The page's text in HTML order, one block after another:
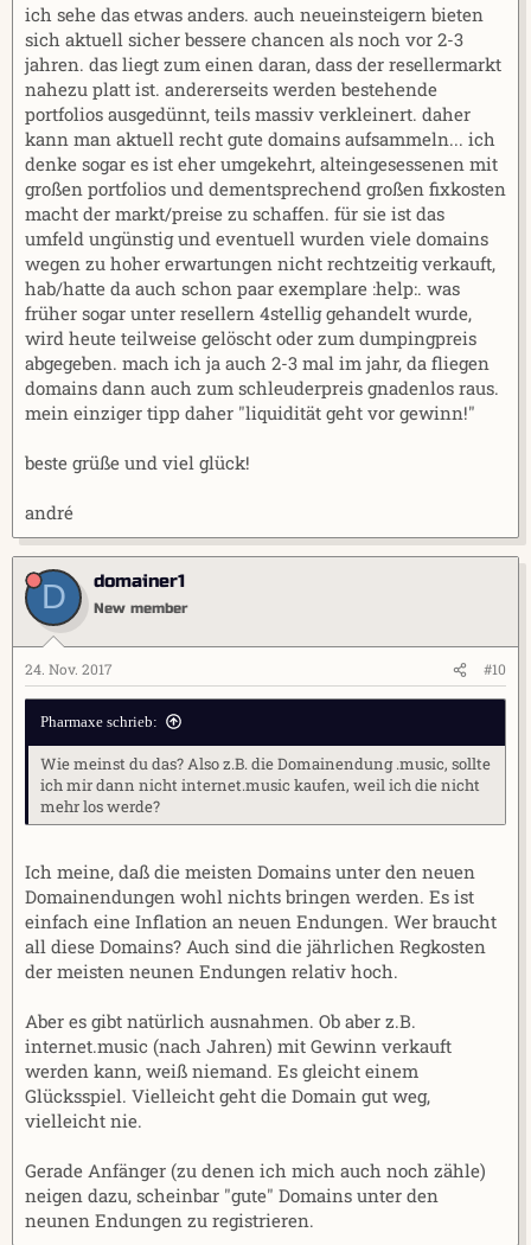
ich sehe das etwas anders. auch neueinsteigern bieten
sich aktuell sicher bessere chancen als noch vor 2-3
jahren. das liegt zum einen daran, dass der resellermarkt
nahezu platt ist. andererseits werden bestehende
portfolios ausgedünnt, teils massiv verkleinert. daher
kann man aktuell recht gute domains aufsammeln... ich
denke sogar es ist eher umgekehrt, alteingesessenen mit
großen portfolios und dementsprechend großen fixkosten
macht der markt/preise zu schaffen. für sie ist das
umfeld ungünstig und eventuell wurden viele domains
wegen zu hoher erwartungen nicht rechtzeitig verkauft,
hab/hatte da auch schon paar exemplare :help:. was
früher sogar unter resellern 4stellig gehandelt wurde,
wird heute teilweise gelöscht oder zum dumpingpreis
abgegeben. mach ich ja auch 2-3 mal im jahr, da fliegen
domains dann auch zum schleuderpreis gnadenlos raus.
mein einziger tipp daher "liquidität geht vor gewinn!"
beste grüße und viel glück!
andré
D domainer1
New member
24. Nov. 2017 #10
Pharmaxe schrieb:
Wie meinst du das? Also z.B. die Domainendung .music, sollte
ich mir dann nicht internet.music kaufen, weil ich die nicht
mehr los werde?
Ich meine, daß die meisten Domains unter den neuen
Domainendungen wohl nichts bringen werden. Es ist
einfach eine Inflation an neuen Endungen. Wer braucht
all diese Domains? Auch sind die jährlichen Regkosten
der meisten neunen Endungen relativ hoch.
Aber es gibt natürlich ausnahmen. Ob aber z.B.
internet.music (nach Jahren) mit Gewinn verkauft
werden kann, weiß niemand. Es gleicht einem
Glücksspiel. Vielleicht geht die Domain gut weg,
vielleicht nie.
Gerade Anfänger (zu denen ich mich auch noch zähle)
neigen dazu, scheinbar "gute" Domains unter den
neunen Endungen zu registrieren.